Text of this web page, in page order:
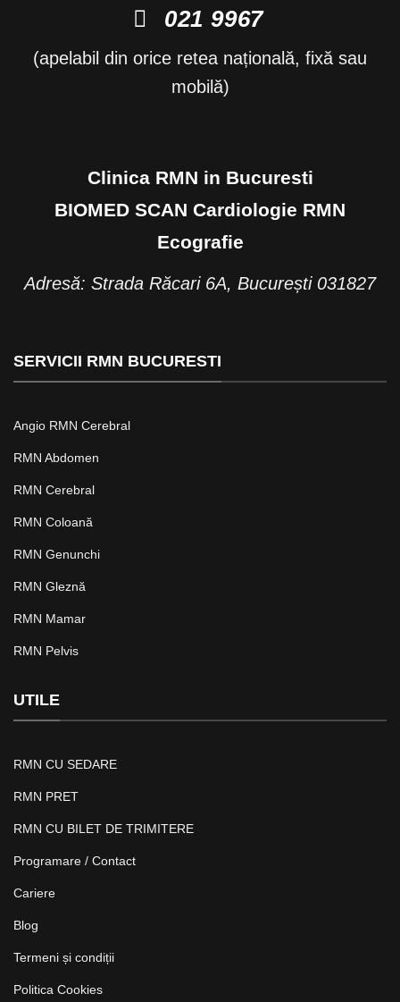
021 9967
(apelabil din orice retea națională, fixă sau
mobilă)
Clinica RMN in Bucuresti
BIOMED SCAN Cardiologie RMN
Ecografie
Adresă: Strada Răcari 6A, București 031827
SERVICII RMN BUCURESTI
Angio RMN Cerebral
RMN Abdomen
RMN Cerebral
RMN Coloană
RMN Genunchi
RMN Gleznă
RMN Mamar
RMN Pelvis
UTILE
RMN CU SEDARE
RMN PRET
RMN CU BILET DE TRIMITERE
Programare / Contact
Cariere
Blog
Termeni și condiții
Politica Cookies